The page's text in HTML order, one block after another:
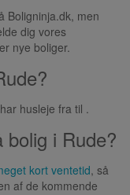
Boligninja.dk, men
dig vores
nye boliger.
har husleje fra til .
bolig i Rude?
kort ventetid, så
af de kommende